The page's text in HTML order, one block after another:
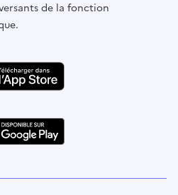
de la fonction